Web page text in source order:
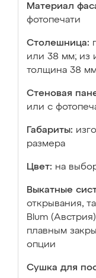
Материал
фотопечати
Столешница:
или 38 мм; из
толщина 38 мм
Стеновая
или с
Габариты:
размера
Цвет: на
Выкатные
открывания,
Blum
плавным
опции
Сушка для